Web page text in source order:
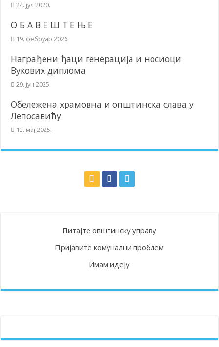
24. јул 2020.
О Б А В Е Ш Т Е Њ Е
19. фебруар 2026.
Награђени ђаци генерација и носиоци
Вукових диплома
29. јун 2025.
Обележена храмовна и општинска слава у
Лепосавићу
13. мај 2025.
Питајте општинску управу
Пријавите комунални проблем
Имам идеју